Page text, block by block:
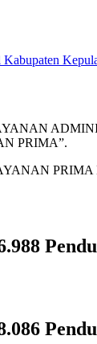
PRIMA”.